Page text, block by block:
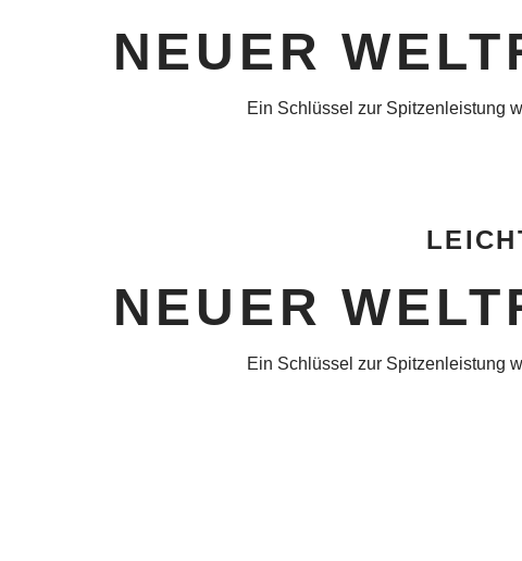
NEUER
Ein Schlüssel zur Spitzenleistung
NEUER
Ein Schlüssel zur Spitzenleistung